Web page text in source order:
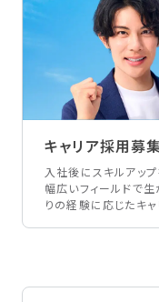
キャリア採用募
入社後にスキルアッ
幅広いフィールドで
りの経験に応じたキャ